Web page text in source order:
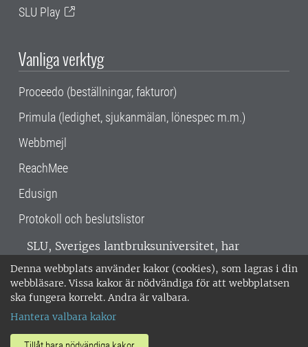
Denna webbplats använder kakor (cookies), som lagras i din
webbläsare. Vissa kakor är nödvändiga för att webbplatsen
ska fungera korrekt. Andra är valbara.
Hantera valbara kakor
SLU Play
Vanliga verktyg
Proceedo (beställningar, fakturor)
Primula (ledighet, sjukanmälan, lönespec m.m.)
Webbmejl
ReachMee
Edusign
Protokoll och beslutslistor
SLU, Sveriges lantbruksuniversitet, har
verksamhet över hela Sverige. Huvudorter är
Alnarp, Uppsala och Umeå.SLU är
miljöcertifierat enligt ISO 14001. •
018-67 10 00 • Org nr: 202100-2817 •